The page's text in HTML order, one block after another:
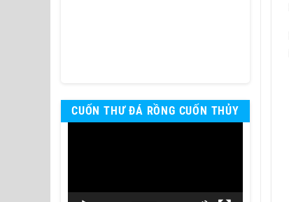
CUỐN THƯ ĐÁ RỒNG CUỐN THỦY